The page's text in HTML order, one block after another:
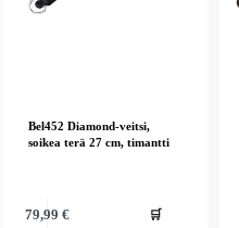
Bel452 Diamond-veitsi,
soikea terä 27 cm, timantti
79,99 € 🛒